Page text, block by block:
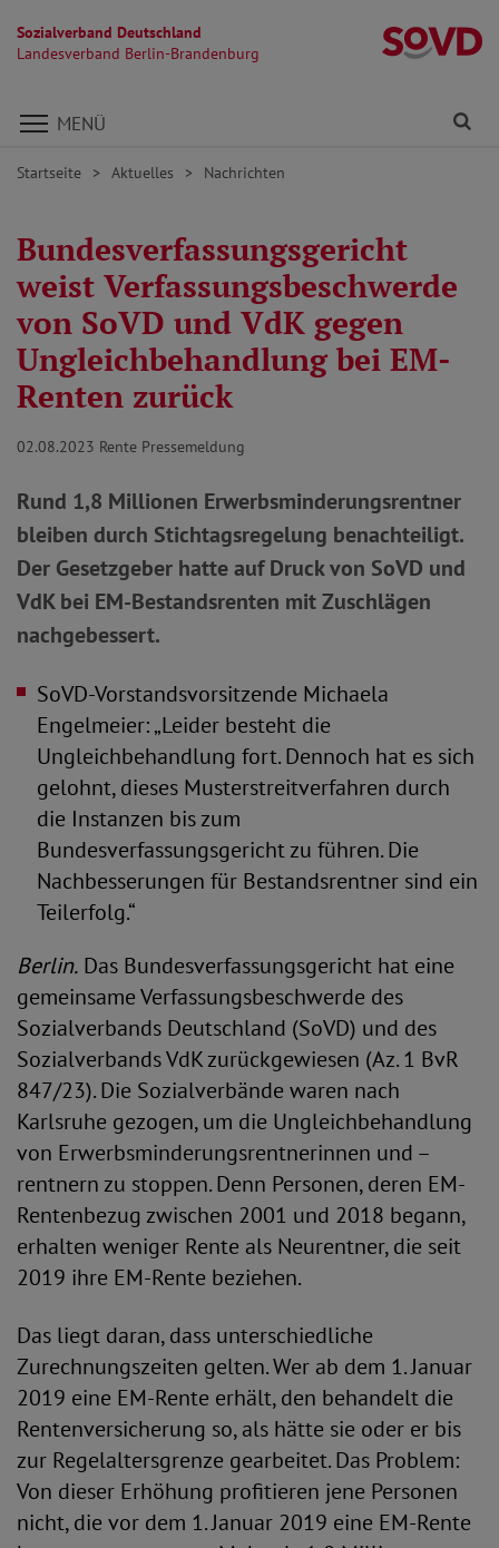
Sozialverband Deutschland
Landesverband Berlin-Brandenburg
Direkt zu den Inhalten springen
MENÜ
Startseite Aktuelles Nachrichten
Bundesverfassungsgericht
weist Verfassungsbeschwerde
von SoVD und VdK gegen
Ungleichbehandlung bei EM-
Renten zurück
02.08.2023 Rente Pressemeldung
Rund 1,8 Millionen Erwerbsminderungsrentner
bleiben durch Stichtagsregelung benachteiligt.
Der Gesetzgeber hatte auf Druck von SoVD und
VdK bei EM-Bestandsrenten mit Zuschlägen
nachgebessert.
SoVD-Vorstandsvorsitzende Michaela
Engelmeier: „Leider besteht die
Ungleichbehandlung fort. Dennoch hat es sich
gelohnt, dieses Musterstreitverfahren durch
die Instanzen bis zum
Bundesverfassungsgericht zu führen. Die
Nachbesserungen für Bestandsrentner sind ein
Teilerfolg.“
Berlin. Das Bundesverfassungsgericht hat eine
gemeinsame Verfassungsbeschwerde des
Sozialverbands Deutschland (SoVD) und des
Sozialverbands VdK zurückgewiesen (Az. 1 BvR
847/23). Die Sozialverbände waren nach
Karlsruhe gezogen, um die Ungleichbehandlung
von Erwerbsminderungsrentnerinnen und –
rentnern zu stoppen. Denn Personen, deren EM-
Rentenbezug zwischen 2001 und 2018 begann,
erhalten weniger Rente als Neurentner, die seit
2019 ihre EM-Rente beziehen.
Das liegt daran, dass unterschiedliche
Zurechnungszeiten gelten. Wer ab dem 1. Januar
2019 eine EM-Rente erhält, den behandelt die
Rentenversicherung so, als hätte sie oder er bis
zur Regelaltersgrenze gearbeitet. Das Problem:
Von dieser Erhöhung profitieren jene Personen
nicht, die vor dem 1. Januar 2019 eine EM-Rente